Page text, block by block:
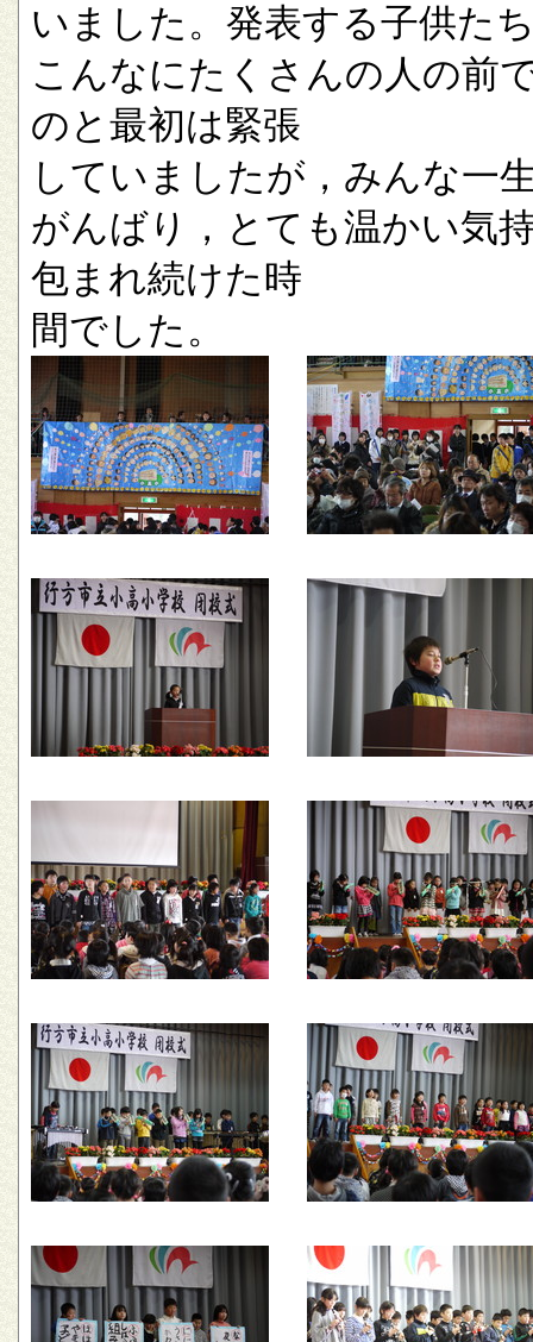
いました。発表する子供た
こんなにたくさんの人の前
のと最初は緊張
していましたが，みんな一
がんばり，とても温かい気
包まれ続けた時
間でした。